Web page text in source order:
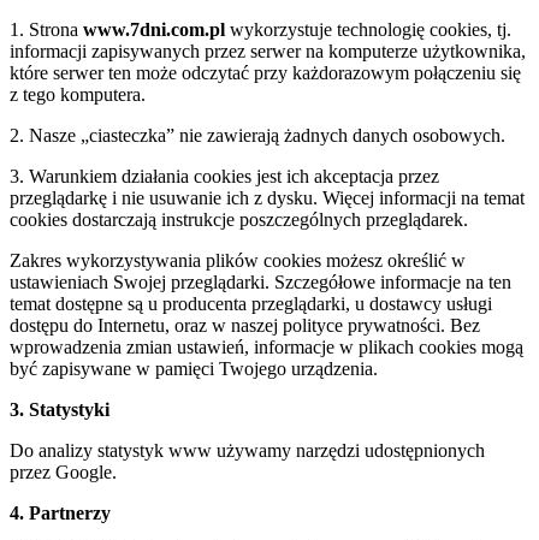
1. Strona www.7dni.com.pl wykorzystuje technologię cookies, tj.
informacji zapisywanych przez serwer na komputerze użytkownika,
które serwer ten może odczytać przy każdorazowym połączeniu się
z tego komputera.
2. Nasze „ciasteczka” nie zawierają żadnych danych osobowych.
3. Warunkiem działania cookies jest ich akceptacja przez
przeglądarkę i nie usuwanie ich z dysku. Więcej informacji na temat
cookies dostarczają instrukcje poszczególnych przeglądarek.
Zakres wykorzystywania plików cookies możesz określić w
ustawieniach Swojej przeglądarki. Szczegółowe informacje na ten
temat dostępne są u producenta przeglądarki, u dostawcy usługi
dostępu do Internetu, oraz w naszej polityce prywatności. Bez
wprowadzenia zmian ustawień, informacje w plikach cookies mogą
być zapisywane w pamięci Twojego urządzenia.
3. Statystyki
Do analizy statystyk www używamy narzędzi udostępnionych
przez Google.
4. Partnerzy